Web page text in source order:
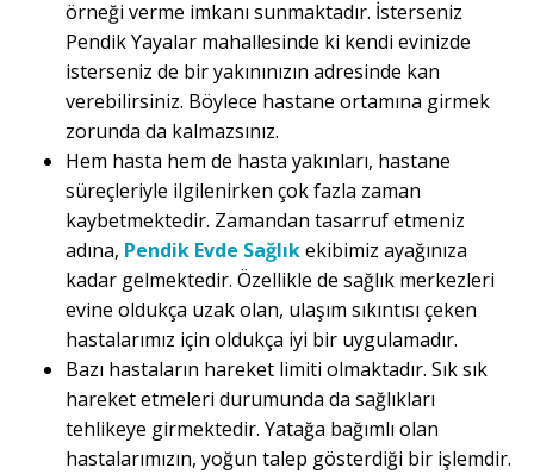
örneği verme imkanı sunmaktadır. İsterseniz
Pendik Yayalar mahallesinde ki kendi evinizde
isterseniz de bir yakınınızın adresinde kan
verebilirsiniz. Böylece hastane ortamına girmek
zorunda da kalmazsınız.
Hem hasta hem de hasta yakınları, hastane
süreçleriyle ilgilenirken çok fazla zaman
kaybetmektedir. Zamandan tasarruf etmeniz
adına, Pendik Evde Sağlıkekibimiz ayağınıza
kadar gelmektedir. Özellikle de sağlık merkezleri
evine oldukça uzak olan, ulaşım sıkıntısı çeken
hastalarımız için oldukça iyi bir uygulamadır.
Bazı hastaların hareket limiti olmaktadır. Sık sık
hareket etmeleri durumunda da sağlıkları
tehlikeye girmektedir. Yatağa bağımlı olan
hastalarımızın, yoğun talep gösterdiği bir işlemdir.